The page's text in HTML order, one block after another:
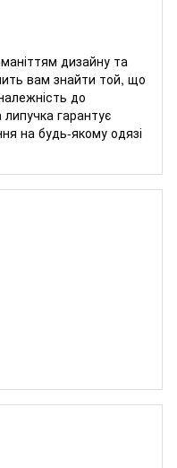
дизайну та
вам знайти той, що
до
липучка гарантує
на будь-якому одязі